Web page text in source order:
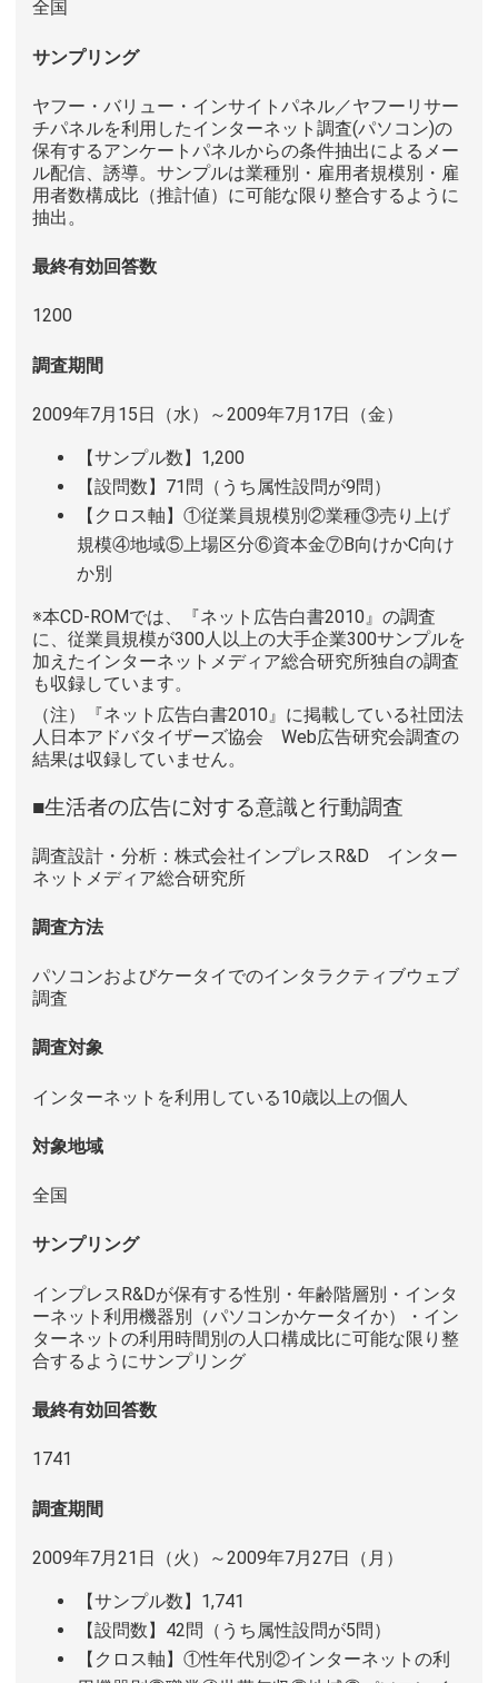
全国
サンプリング
ヤフー・バリュー・インサイトパネル／ヤフーリサー
チパネルを利用したインターネット調査(パソコン)の
保有するアンケートパネルからの条件抽出によるメー
ル配信、誘導。サンプルは業種別・雇用者規模別・雇
用者数構成比（推計値）に可能な限り整合するように
抽出。
最終有効回答数
1200
調査期間
2009年7月15日（水）～2009年7月17日（金）
【サンプル数】1,200
【設問数】71問（うち属性設問が9問）
【クロス軸】①従業員規模別②業種③売り上げ
規模④地域⑤上場区分⑥資本金⑦B向けかC向け
か別
※本CD-ROMでは、『ネット広告白書2010』の調査
に、従業員規模が300人以上の大手企業300サンプルを
加えたインターネットメディア総合研究所独自の調査
も収録しています。
（注）『ネット広告白書2010』に掲載している社団法
人日本アドバタイザーズ協会 Web広告研究会調査の
結果は収録していません。
■生活者の広告に対する意識と行動調査
調査設計・分析：株式会社インプレスR&D インター
ネットメディア総合研究所
調査方法
パソコンおよびケータイでのインタラクティブウェブ
調査
調査対象
インターネットを利用している10歳以上の個人
対象地域
全国
サンプリング
インプレスR&Dが保有する性別・年齢階層別・インタ
ーネット利用機器別（パソコンかケータイか）・イン
ターネットの利用時間別の人口構成比に可能な限り整
合するようにサンプリング
最終有効回答数
1741
調査期間
2009年7月21日（火）～2009年7月27日（月）
【サンプル数】1,741
【設問数】42問（うち属性設問が5問）
【クロス軸】①性年代別②インターネットの利